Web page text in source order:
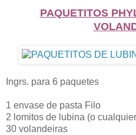
PAQUETITOS
Ingrs. para 6 paquetes
1 envase de pasta Filo
2 lomitos de lubina (o
30 volandeiras